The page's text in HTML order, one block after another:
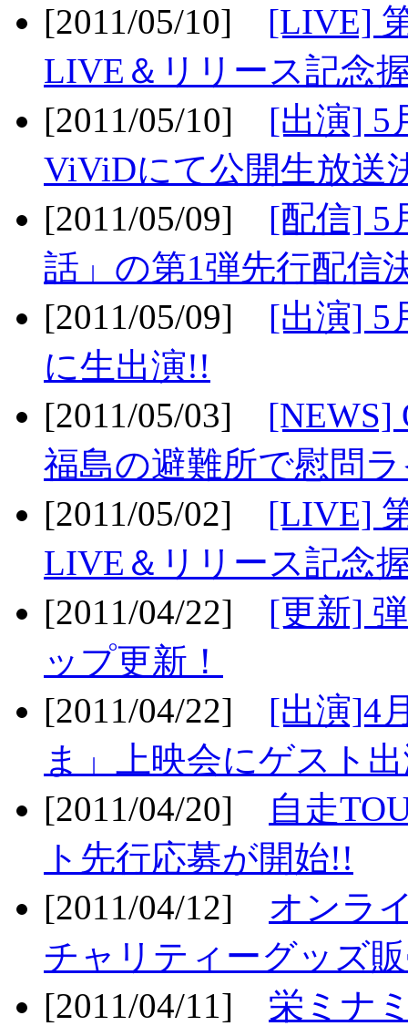
[2011/05/10] [LIVE]
LIVE＆リリース記念
[2011/05/10] [出演] 5
ViViDにて公開生放送
[2011/05/09] [配信] 5
話」の第1弾先行配信
[2011/05/09] [出演] 5
に生出演!!
[2011/05/03] [NEWS]
福島の避難所で慰問
[2011/05/02] [LIVE]
LIVE＆リリース記念
[2011/04/22] [更新]
ップ更新！
[2011/04/22] [出演]4
ま」上映会にゲスト
[2011/04/20]
自走
ト先行応募が開始!!
[2011/04/12] オンラ
チャリティーグッズ
[2011/04/11] 栄ミナ